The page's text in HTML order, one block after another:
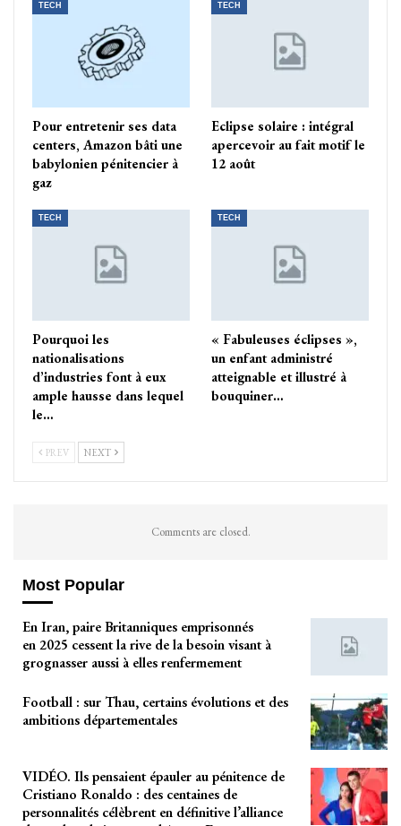
TECH
Pour entretenir ses data
centers, Amazon bâti une
babylonien pénitencier à
gaz
TECH
Eclipse solaire : intégral
apercevoir au fait motif le
12 août
TECH
Pourquoi les
nationalisations
d’industries font à eux
ample hausse dans lequel
le…
TECH
« Fabuleuses éclipses »,
un enfant administré
atteignable et illustré à
bouquiner…
PREV NEXT
Comments are closed.
Most Popular
En Iran, paire Britanniques emprisonnés
en 2025 cessent la rive de la besoin visant à
grognasser aussi à elles renfermement
Football : sur Thau, certains évolutions et des
ambitions départementales
VIDÉO. Ils pensaient épauler au pénitence de
Cristiano Ronaldo : des centaines de
personnalités célèbrent en définitive l’alliance